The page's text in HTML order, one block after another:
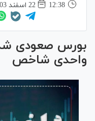
12:38
22 اسفند 1403
واحدی شاخص